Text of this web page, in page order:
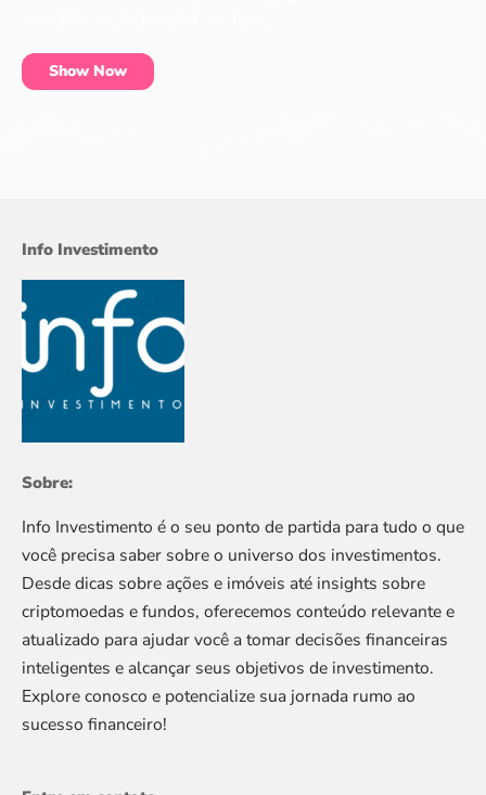
Show Now
Info Investimento
Sobre:
Info Investimento é o seu ponto de partida para tudo o que
você precisa saber sobre o universo dos investimentos.
Desde dicas sobre ações e imóveis até insights sobre
criptomoedas e fundos, oferecemos conteúdo relevante e
atualizado para ajudar você a tomar decisões financeiras
inteligentes e alcançar seus objetivos de investimento.
Explore conosco e potencialize sua jornada rumo ao
sucesso financeiro!